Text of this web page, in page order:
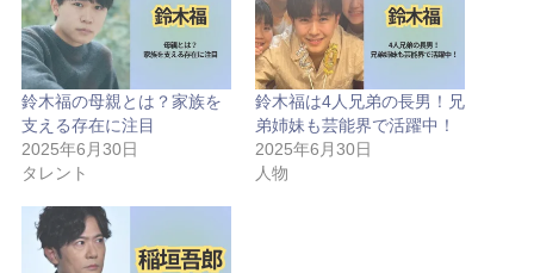
鈴木福の母親とは？家族を
支える存在に注目
2025年6月30日
タレント
鈴木福は4人兄弟の長男！兄
弟姉妹も芸能界で活躍中！
2025年6月30日
人物